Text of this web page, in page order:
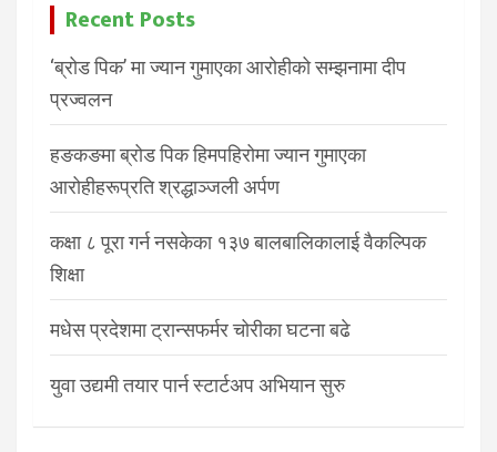
Recent Posts
‘ब्रोड पिक’ मा ज्यान गुमाएका आरोहीको सम्झनामा दीप
प्रज्वलन
हङकङमा ब्रोड पिक हिमपहिरोमा ज्यान गुमाएका
आरोहीहरूप्रति श्रद्धाञ्जली अर्पण
कक्षा ८ पूरा गर्न नसकेका १३७ बालबालिकालाई वैकल्पिक
शिक्षा
मधेस प्रदेशमा ट्रान्सफर्मर चोरीका घटना बढे
युवा उद्यमी तयार पार्न स्टार्टअप अभियान सुरु